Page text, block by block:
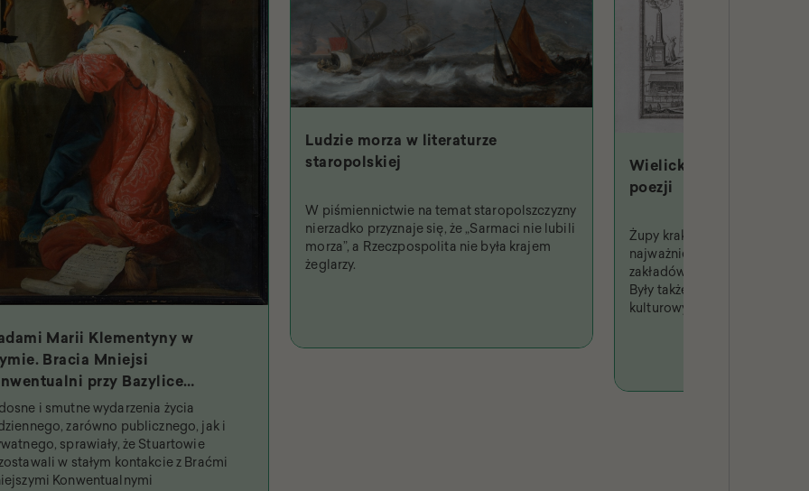
Marii Klementyny w
Bracia Mniejsi
przy Bazylice
Dwunastu Apostołów i
królowa
i smutne wydarzenia życia
zarówno publicznego, jak i
sprawiały, że Stuartowie
w stałym kontakcie z Braćmi
Konwentualnymi
Ludzie morza w literaturze
staropolskiej
W piśmiennictwie na temat staropolszczyzny
nierzadko przyznaje się, że „Sarmaci nie lubili
morza”, a Rzeczpospolita nie była krajem
żeglarzy.
Wielicki Hades w
poezji
Żupy krakowskie były jednym
najważniejszych i
zakładów produkcyjnych w
Były także fenomenem
kulturowym, niejednokrotnie